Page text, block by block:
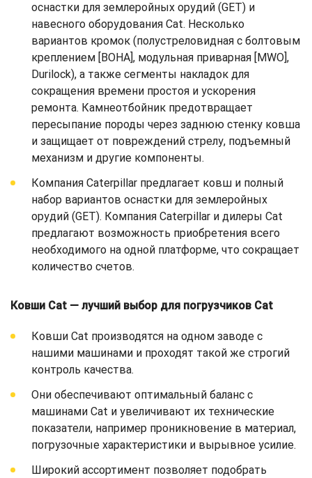
оснастки для землеройных орудий (GET) и
навесного оборудования Cat. Несколько
вариантов кромок (полустреловидная с болтовым
креплением [BOHA], модульная приварная [MWO],
Durilock), а также сегменты накладок для
сокращения времени простоя и ускорения
ремонта. Камнеотбойник предотвращает
пересыпание породы через заднюю стенку ковша
и защищает от повреждений стрелу, подъемный
механизм и другие компоненты.
Компания Caterpillar предлагает ковш и полный
набор вариантов оснастки для землеройных
орудий (GET). Компания Caterpillar и дилеры Cat
предлагают возможность приобретения всего
необходимого на одной платформе, что сокращает
количество счетов.
Ковши Cat — лучший выбор для погрузчиков Cat
Ковши Cat производятся на одном заводе с
нашими машинами и проходят такой же строгий
контроль качества.
Они обеспечивают оптимальный баланс с
машинами Cat и увеличивают их технические
показатели, например проникновение в материал,
погрузочные характеристики и вырывное усилие.
Широкий ассортимент позволяет подобрать